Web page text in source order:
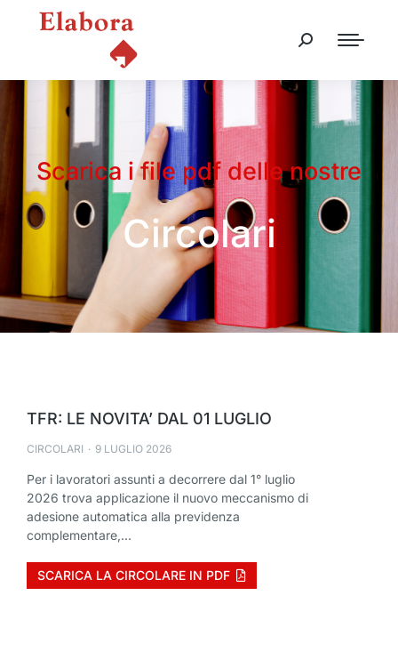
Scarica i file pdf delle nostre
Circolari
TFR: LE NOVITA’ DAL 01 LUGLIO
CIRCOLARI 9 LUGLIO 2026
Per i lavoratori assunti a decorrere dal 1° luglio
2026 trova applicazione il nuovo meccanismo di
adesione automatica alla previdenza
complementare,…
SCARICA LA CIRCOLARE IN PDF